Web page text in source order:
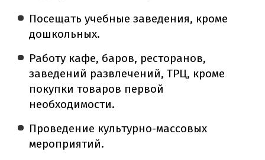
Посещать учебные заведения, кроме
дошкольных.
Работу кафе, баров, ресторанов,
заведений развлечений, ТРЦ, кроме
покупки товаров первой
необходимости.
Проведение культурно-массовых
мероприятий.